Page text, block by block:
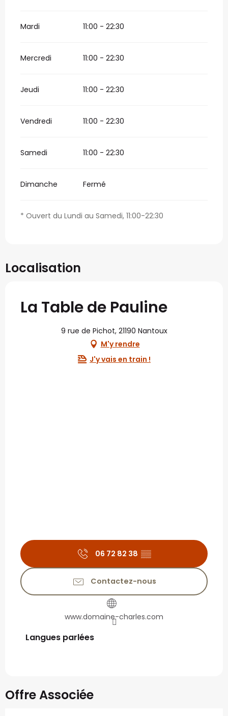
Mardi 11:00 - 22:30
Mercredi 11:00 - 22:30
Jeudi 11:00 - 22:30
Vendredi 11:00 - 22:30
Samedi 11:00 - 22:30
Dimanche Fermé
* Ouvert du Lundi au Samedi, 11:00-22:30
Localisation
La Table de Pauline
9 rue de Pichot, 21190 Nantoux
M'y rendre
J'y vais en train !
06 72 82 38 ▒▒
Contactez-nous
www.domaine-charles.com
Langues parlées
Langues parlées
Offre Associée